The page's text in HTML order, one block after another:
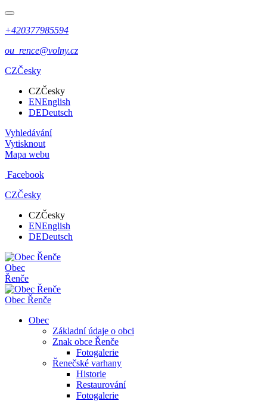
+420377985594
ou_rence@volny.cz
CZČesky
CZČesky
ENEnglish
DEDeutsch
Vyhledávání
Vytisknout
Mapa webu
Facebook
CZČesky
CZČesky
ENEnglish
DEDeutsch
Obec
Řenče
Obec Řenče
Obec
Základní údaje o obci
Znak obce Řenče
Fotogalerie
Řenečské varhany
Historie
Restaurování
Fotogalerie